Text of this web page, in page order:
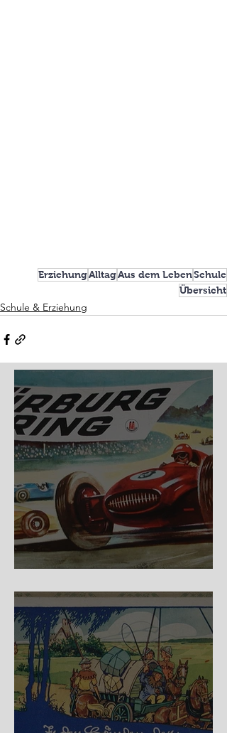
ErziehungAlltagAus dem LebenSchule
Übersicht
Schule & Erziehung